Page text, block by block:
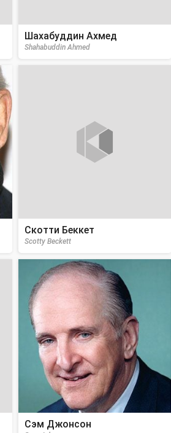
Шахабуддин Ахмед
Shahabuddin Ahmed
Скотти Беккет
Scotty Beckett
Сэм Джонсон